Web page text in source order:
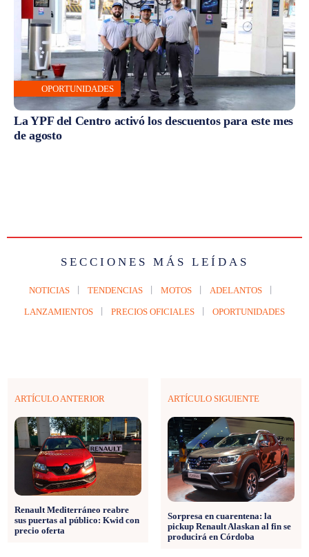
OPORTUNIDADES
La YPF del Centro activó los descuentos para este mes
de agosto
SECCIONES MÁS LEÍDAS
NOTICIAS TENDENCIAS MOTOS ADELANTOS
LANZAMIENTOS PRECIOS OFICIALES OPORTUNIDADES
ARTÍCULO ANTERIOR
Renault Mediterráneo reabre
sus puertas al público: Kwid con
precio oferta
ARTÍCULO SIGUIENTE
Sorpresa en cuarentena: la
pickup Renault Alaskan al fin se
producirá en Córdoba